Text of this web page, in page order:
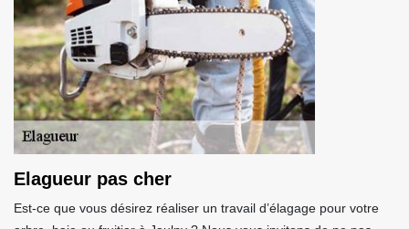
Elagueur pas cher
Est-ce que vous désirez réaliser un travail d’élagage pour votre